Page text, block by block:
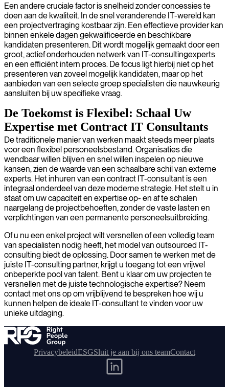
Een andere cruciale factor is snelheid zonder concessies te
doen aan de kwaliteit. In de snel veranderende IT-wereld kan
een projectvertraging kostbaar zijn. Een effectieve provider kan
binnen enkele dagen gekwalificeerde en beschikbare
kandidaten presenteren. Dit wordt mogelijk gemaakt door een
groot, actief onderhouden netwerk van IT-consultingexperts
en een efficiënt intern proces. De focus ligt hierbij niet op het
presenteren van zoveel mogelijk kandidaten, maar op het
aanbieden van een selecte groep specialisten die nauwkeurig
aansluiten bij uw specifieke vraag.
De Toekomst is Flexibel: Schaal Uw
Expertise met Contract IT Consultants
De traditionele manier van werken maakt steeds meer plaats
voor een flexibel personeelsbestand. Organisaties die
wendbaar willen blijven en snel willen inspelen op nieuwe
kansen, zien de waarde van een schaalbare schil van externe
experts. Het inhuren van een contract IT-consultant is een
integraal onderdeel van deze moderne strategie. Het stelt u in
staat om uw capaciteit en expertise op- en af te schalen
naargelang de projectbehoeften, zonder de vaste lasten en
verplichtingen van een permanente personeelsuitbreiding.
Of u nu een enkel project wilt versnellen of een volledig team
van specialisten nodig heeft, het model van outsourced IT-
consulting biedt de oplossing. Door samen te werken met de
juiste IT-consulting partner, krijgt u toegang tot een vrijwel
onbeperkte pool van talent. Bent u klaar om uw projecten te
versnellen met de juiste technologische expertise? Neem
contact met ons op om vrijblijvend te bespreken hoe wij u
kunnen helpen de ideale IT-consultant te vinden voor uw
unieke uitdaging.
PrivacybeleidESGSluit je aan bij ons teamContact